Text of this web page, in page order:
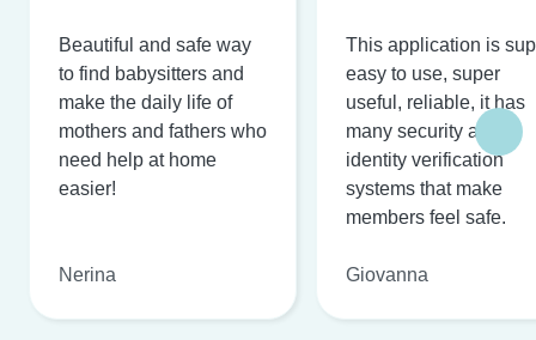
Beautiful and safe way
to find babysitters and
make the daily life of
mothers and fathers who
need help at home
easier!
Nerina
This application is
easy to use, super
useful, reliable, it has
many security and
identity verification
systems that make
members feel safe.
Giovanna